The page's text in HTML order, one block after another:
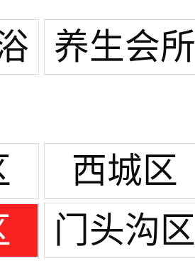
养生会所
西城区
门头沟区